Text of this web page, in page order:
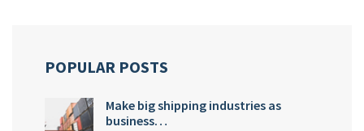
POPULAR POSTS
Make big shipping industries as
business…